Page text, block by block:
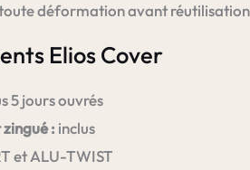
déformation avant
Elios Cover
5 jours ouvrés
: inclus
et ALU-TWIST